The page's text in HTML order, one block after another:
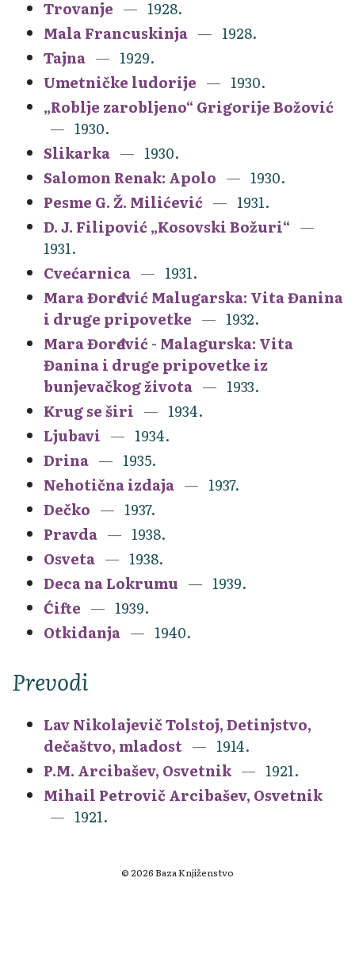
Trovanje
1928.
Mala Francuskinja
1928.
Tajna
1929.
Umetničke ludorije
1930.
„Roblje zarobljeno“ Grigorije Božović
1930.
Slikarka
1930.
Salomon Renak: Apolo
1930.
Pesme G. Ž. Milićević
1931.
D. J. Filipović „Kosovski Božuri“
1931.
Cvećarnica
1931.
Mara Đorđević Malugarska: Vita Đanina
i druge pripovetke
1932.
Mara Đorđević - Malagurska: Vita
Đanina i druge pripovetke iz
bunjevačkog života
1933.
Krug se širi
1934.
Ljubavi
1934.
Drina
1935.
Nehotična izdaja
1937.
Dečko
1937.
Pravda
1938.
Osveta
1938.
Deca na Lokrumu
1939.
Ćifte
1939.
Otkidanja
1940.
Prevodi
Lav Nikolajevič Tolstoj, Detinjstvo,
dečaštvo, mladost
1914.
P.M. Arcibašev, Osvetnik
1921.
Mihail Petrovič Arcibašev, Osvetnik
1921.
© 2026 Baza Knjiženstvo